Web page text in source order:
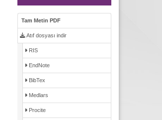
Tam Metin PDF
Atıf dosyası indir
RIS
EndNote
BibTex
Medlars
Procite